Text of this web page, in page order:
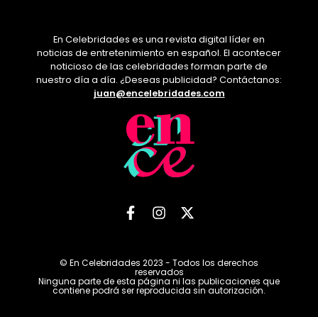
En Celebridades es una revista digital líder en
noticias de entretenimiento en español. El acontecer
noticioso de las celebridades forman parte de
nuestro día a día. ¿Deseas publicidad? Contáctanos:
juan@encelebridades.com
© En Celebridades 2023 - Todos los derechos
reservados
Ninguna parte de esta página ni las publicaciones que
contiene podrá ser reproducida sin autorización.